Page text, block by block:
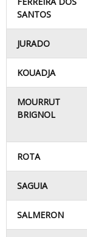
SANTOS
JURADO
KOUADJA
MOURRUT
BRIGNOL
ROTA
SAGUIA
SALMERON